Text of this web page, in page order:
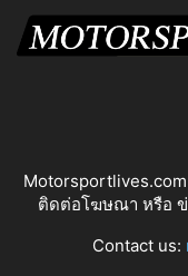
ติดต่อโฆษณา หรือ
Contact us: